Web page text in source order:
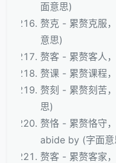
面意思)
赘克 - 累赘克服
意思)
赘客 - 累赘客人
赘课 - 累赘课程
赘刻 - 累赘刻苦
思)
赘恪 - 累赘恪守
abide by (字面意
赘客 - 累赘客家